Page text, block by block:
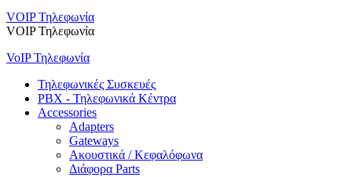
VOIP Τηλεφωνία
VOIP Τηλεφωνία
VoIP Τηλεφωνία
Τηλεφωνικές Συσκευές
PBX - Τηλεφωνικά Κέντρα
Accessories
Adapters
Gateways
Ακουστικά / Κεφαλόφωνα
Διάφορα Parts